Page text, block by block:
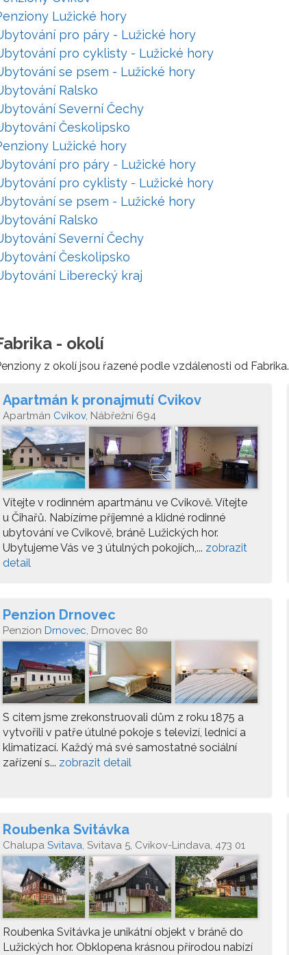
Lužické hory
pro páry - Lužické hory
pro cyklisty - Lužické hory
se psem - Lužické hory
Ralsko
Severní Čechy
Českolipsko
Lužické hory
pro páry - Lužické hory
pro cyklisty - Lužické hory
se psem - Lužické hory
Ralsko
Severní Čechy
Českolipsko
Liberecký kraj
- okolí
z okolí jsou řazené podle vzdálenosti od Fabrika.
Apartmán k pronajmutí Cvikov
Apartmán Cvikov, Nábřežní 694
Vítejte v rodinném apartmánu ve Cvikově. Vítejte
u Čihařů. Nabízíme příjemné a klidné rodinné
ubytování ve Cvikově, bráně Lužických hor.
Ubytujeme Vás ve 3 útulných pokojích,... zobrazit
detail
Penzion Drnovec
Penzion Drnovec, Drnovec 80
S citem jsme zrekonstruovali dům z roku 1875 a
vytvořili v patře útulné pokoje s televizí, lednicí a
klimatizací. Každý má své samostatné sociální
zařízení s... zobrazit detail
Roubenka Svitávka
Chalupa Svitava, Svitava 5, Cvikov-Lindava, 473 01
Roubenka Svitávka je unikátní objekt v bráně do
Lužických hor. Obklopena krásnou přírodou nabízí